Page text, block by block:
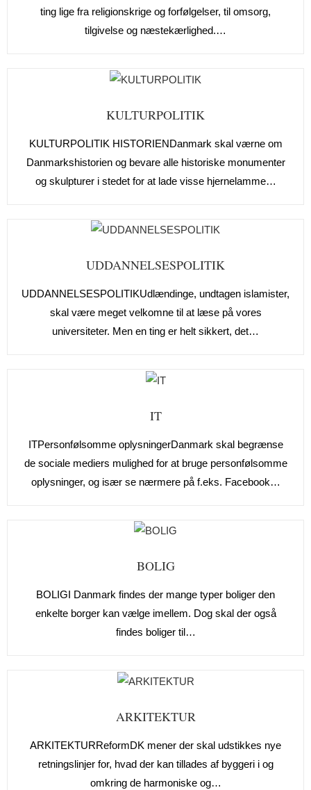
ting lige fra religionskrige og forfølgelser, til omsorg,
tilgivelse og næstekærlighed.…
KULTURPOLITIK
KULTURPOLITIK HISTORIENDanmark skal værne om
Danmarkshistorien og bevare alle historiske monumenter
og skulpturer i stedet for at lade visse hjernelamme…
UDDANNELSESPOLITIK
UDDANNELSESPOLITIKUdlændinge, undtagen islamister,
skal være meget velkomne til at læse på vores
universiteter. Men en ting er helt sikkert, det…
IT
ITPersonfølsomme oplysningerDanmark skal begrænse
de sociale mediers mulighed for at bruge personfølsomme
oplysninger, og især se nærmere på f.eks. Facebook…
BOLIG
BOLIGI Danmark findes der mange typer boliger den
enkelte borger kan vælge imellem. Dog skal der også
findes boliger til…
ARKITEKTUR
ARKITEKTURReformDK mener der skal udstikkes nye
retningslinjer for, hvad der kan tillades af byggeri i og
omkring de harmoniske og…